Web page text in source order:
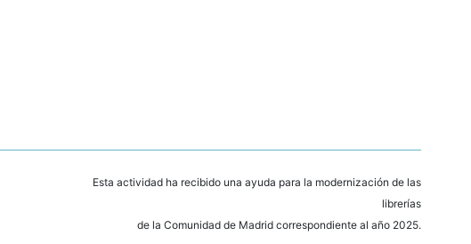
Esta actividad ha recibido una ayuda para la modernización de las
librerías
de la Comunidad de Madrid correspondiente al año 2025.